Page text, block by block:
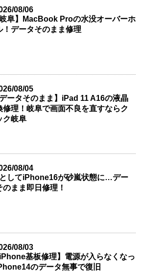
08/06
岐阜】MacBook Proの水没オーバーホ
！データそのまま修理
08/05
データそのまま】iPad 11 A16の液晶
修理！岐阜で画面不良を直すならク
ク岐阜
08/04
してiPhone16が砂嵐状態に…デー
のまま即日修理！
08/03
iPhone基板修理】電源が入らなくなっ
のデータ無事で復旧